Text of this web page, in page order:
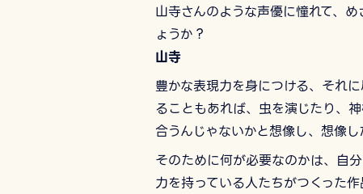
山寺さんのような声優に憧れて、
ょうか？
山寺
豊かな表現力を身につける、それ
ることもあれば、虫を演じたり、
合うんじゃないかと想像し、想像
そのために何が必要なのかは、自
力を持っている人たちがつくった